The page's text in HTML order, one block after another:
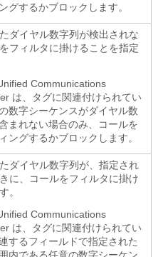
グするかブロックします。
ダイヤル数字列が検出されな
フィルタに掛けることを指定
Communications
は、タグに関連付けられてい
数字シーケンスがダイヤル数
まれない場合のみ、コールを
ングするかブロックします。
ダイヤル数字列が、指定され
に、コールをフィルタに掛け
。
Communications
は、タグに関連付けられてい
するフィールドで指定された